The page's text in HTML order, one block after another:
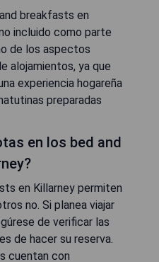
breakfasts en
incluido como parte
de los aspectos
alojamientos, ya que
experiencia hogareña
preparadas
en los bed and
en Killarney permiten
no. Si planea viajar
de verificar las
de hacer su reserva.
cuentan con